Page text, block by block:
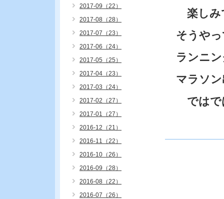
楽しみ
そうやっ
ランニン
マラソン
ではで
2017-09（22）
2017-08（28）
2017-07（23）
2017-06（24）
2017-05（25）
2017-04（23）
2017-03（24）
2017-02（27）
2017-01（27）
2016-12（21）
2016-11（22）
2016-10（26）
2016-09（28）
2016-08（22）
2016-07（26）